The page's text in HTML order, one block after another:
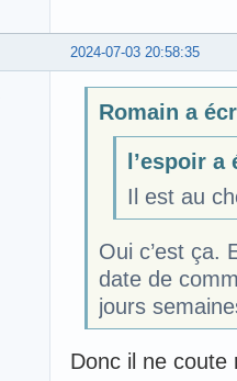
2024-07-03 20:58:35
Romain a
l’espoir a
Il est au
Oui c’est ça.
date de
jours
Donc il ne coute